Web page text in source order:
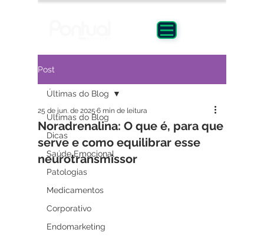
Post
Últimas do Blog
Dicas
Saúde Emocional
Patologias
Medicamentos
Corporativo
Endomarketing
Últimas do Blog
Noradrenalina: O que é, para que
serve e como equilibrar esse
neurotransmissor
25 de jun. de 2025 6 min de leitura